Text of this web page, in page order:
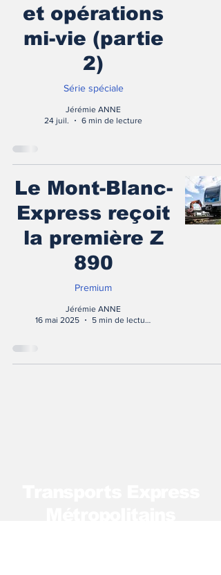
et opérations
mi-vie (partie
2)
Série spéciale
Jérémie ANNE
24 juil.
6 min de lecture
Le Mont-Blanc-
Express reçoit
la première Z
890
Premium
Jérémie ANNE
16 mai 2025
5 min de lecture